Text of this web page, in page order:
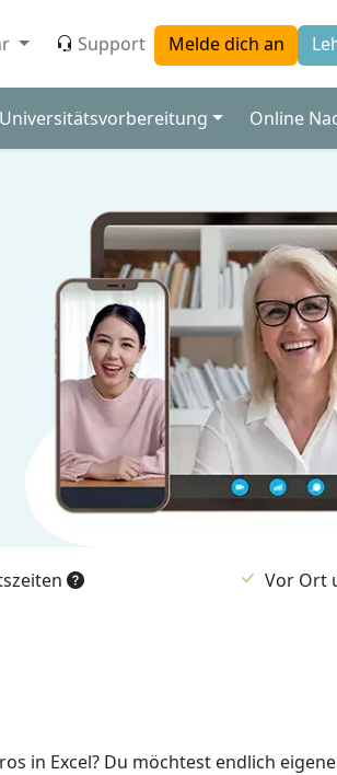
Support Melde dich an
Universitätsvorbereitung Online
Vor Ort
in Excel? Du möchtest endlich